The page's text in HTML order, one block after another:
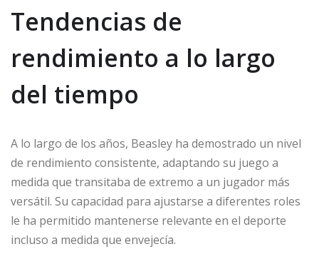
Tendencias de
rendimiento a lo largo
del tiempo
A lo largo de los años, Beasley ha demostrado un nivel
de rendimiento consistente, adaptando su juego a
medida que transitaba de extremo a un jugador más
versátil. Su capacidad para ajustarse a diferentes roles
le ha permitido mantenerse relevante en el deporte
incluso a medida que envejecía.